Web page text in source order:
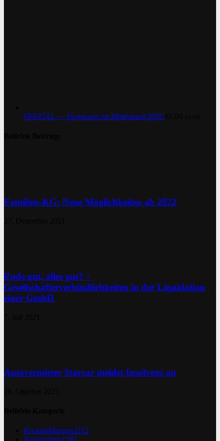
SPEZIAL — Investoren im Mittelstand 2026
Familien-KG: Neue Möglichkeiten ab 2022
Ende gut, alles gut? −
Gesellschafterverbindlichkeiten in der Liquidation
einer GmbH
Autovermieter Starcar meldet Insolvenz an
Kurzmeldungen2112
Nachrichten1582